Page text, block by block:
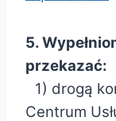
5.
przekazać:
1) drogą
Centrum